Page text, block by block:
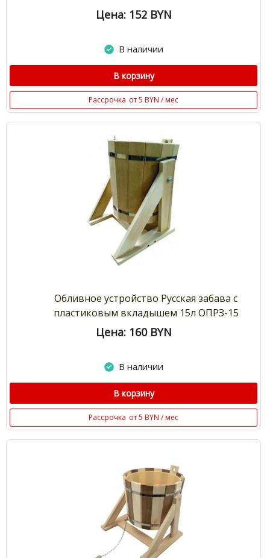
Цена: 152 BYN
В наличии
В корзину
Рассрочка от 5 BYN / мес
Обливное устройство Русская забава с
пластиковым вкладышем 15л ОПРЗ-15
Цена: 160 BYN
В наличии
В корзину
Рассрочка от 5 BYN / мес